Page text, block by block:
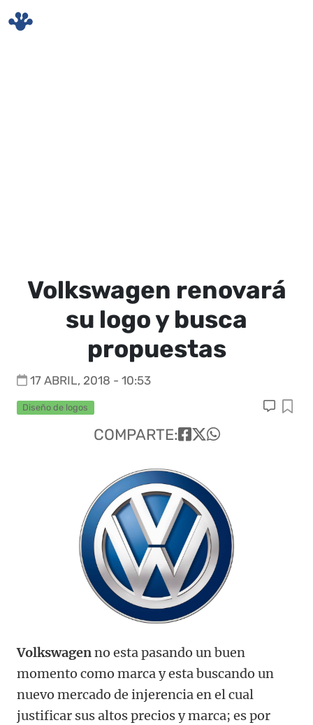
Volkswagen renovará
su logo y busca
propuestas
17 ABRIL, 2018 - 10:53
Diseño de logos
COMPARTE:
Volkswagenno esta pasando un buen
momento como marca y esta buscando un
nuevo mercado de injerencia en el cual
justificar sus altos precios y marca; es por